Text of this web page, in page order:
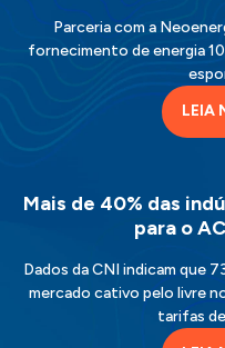
Parceria com a
fornecimento de energia
LEIA
Mais de 40% das
para o
Dados da CNI indicam que
mercado cativo pelo livre
tarifas